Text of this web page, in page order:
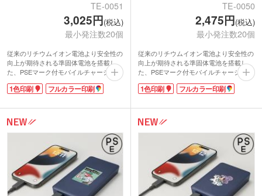
TE-0051
3,025円(税込)
最小発注数20個
従来のリチウムイオン電池より安全性の
向上が期待される準固体電池を搭載し
た、PSEマーク付モバイルチャージャ
ー。長寿命で発火リスクが低いのも特徴
です。容量は10000mAh。スマートフォ
USBポートは2口+Type-Cを搭載してい
ます。残量はLEDライトで表示。充電の
タイミングが分かりやすくて安心です。
大容量なので旅行や外出先、災害時の備
えとしても活躍します。
1色・フルカラー印刷に対応していま
す。シンプルなデザインでオリジナルグ
ッズや記念品におススメです。
1色印刷 フルカラー印刷
TE-0050
2,475円(税込)
最小発注数20個
従来のリチウムイオン電池より安全性の
向上が期待される準固体電池を搭載し
た、PSEマーク付モバイルチャージャ
ー。長寿命で発火リスクが低いのも特徴
です。容量は5000mAh。スマートフォン
USBポートは2口+Type-Cを搭載してい
ます。残量はLEDライトで表示。充電の
タイミングが分かりやすくて安心です。
日常使いはもちろん、旅行や外出先、災
害時の備えとしても活躍します。
1色・フルカラー印刷に対応していま
す。シンプルなデザインでオリジナルグ
ッズや記念品におススメです。
1色印刷 フルカラー印刷